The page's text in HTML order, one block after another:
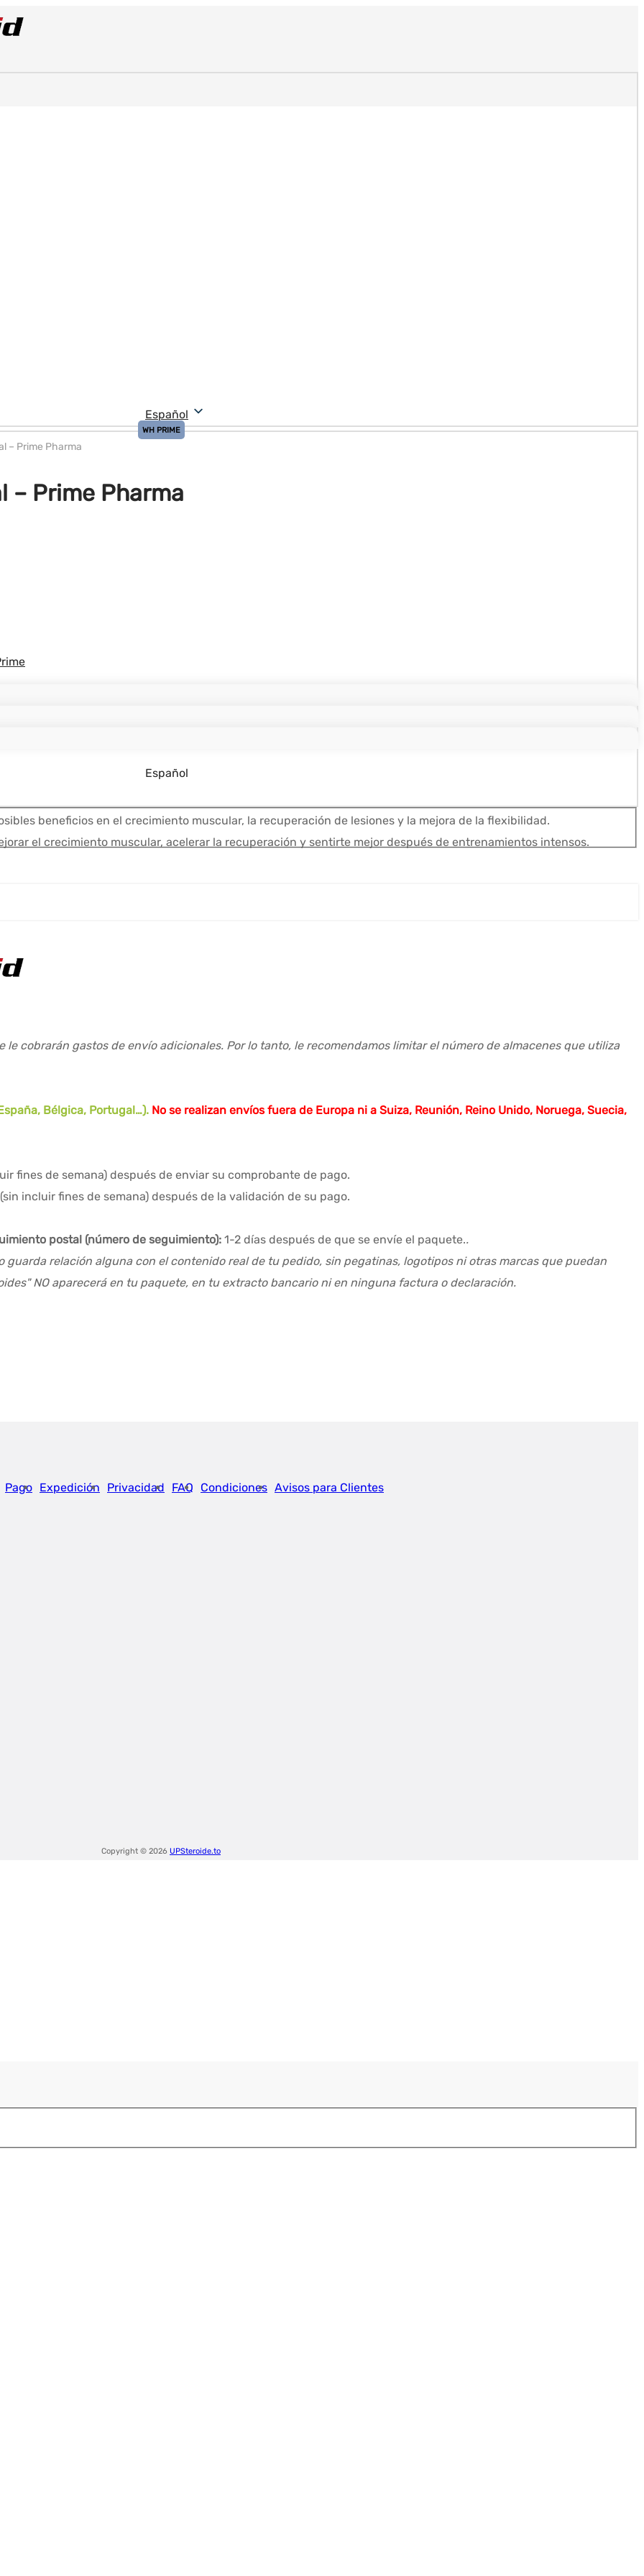
Español
Español
WH PRIME
– Prime Pharma
– Prime Pharma
beneficios en el crecimiento muscular, la recuperación de lesiones y la mejora de la flexibilidad.
el crecimiento muscular, acelerar la recuperación y sentirte mejor después de entrenamientos intensos.
cobrarán gastos de envío adicionales. Por lo tanto, le recomendamos limitar el número de almacenes que utiliza
Bélgica, Portugal…). No se realizan envíos fuera de Europa ni a Suiza, Reunión, Reino Unido, Noruega, Suecia,
fines de semana) después de enviar su comprobante de pago.
incluir fines de semana) después de la validación de su pago.
postal (número de seguimiento): 1-2 días después de que se envíe el paquete..
relación alguna con el contenido real de tu pedido, sin pegatinas, logotipos ni otras marcas que puedan
NO aparecerá en tu paquete, en tu extracto bancario ni en ninguna factura o declaración.
Pago Expedición Privacidad FAQ Condiciones Avisos para Clientes
Copyright © 2026 UPSteroide.to